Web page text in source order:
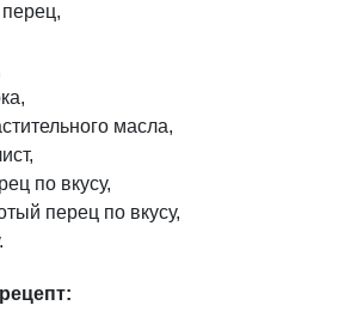
масла,
по вкусу,
перец по вкусу,